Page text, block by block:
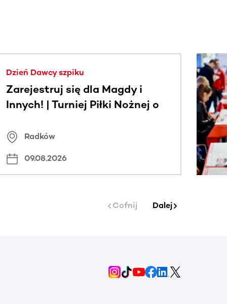
Dzień Dawcy szpiku
Zarejestruj się dla Magdy i
Innych! | Turniej Piłki Nożnej o
Radków
09.08.2026
Cofnij Dalej